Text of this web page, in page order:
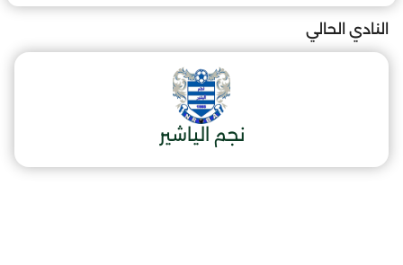
النادي الحالي
نجم الياشير